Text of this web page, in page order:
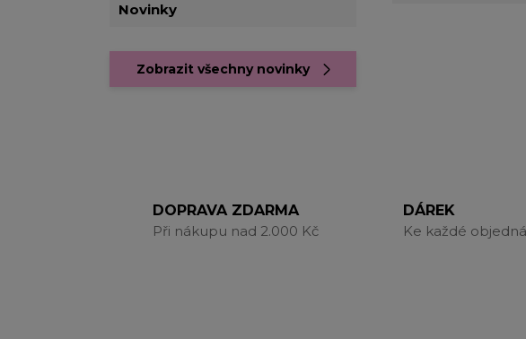
Novinky
Zobrazit všechny novinky
DOPRAVA ZDARMA
Při nákupu nad 2.000 Kč
DÁREK
Ke každé